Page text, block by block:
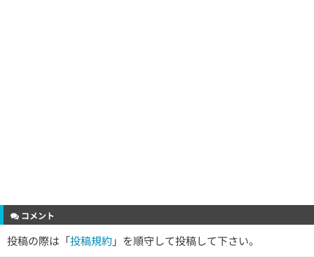
コメント
投稿の際は「投稿規約 」を順守して投稿して下さい。